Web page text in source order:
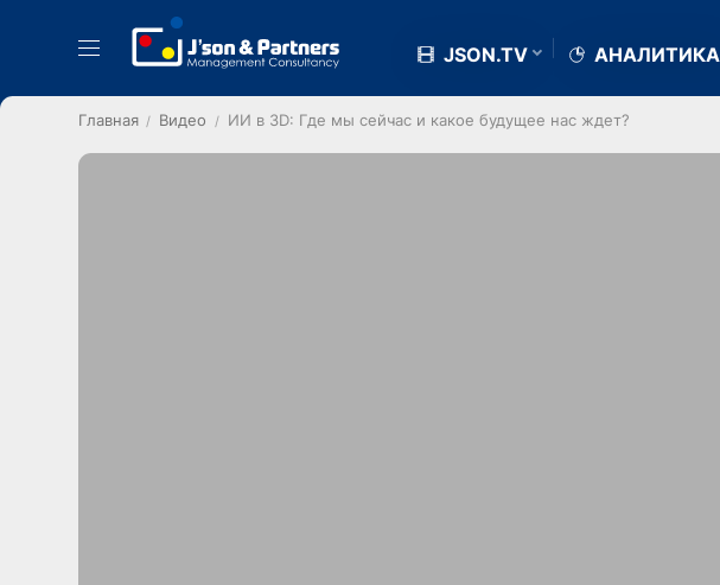
JSON.TV АНАЛИТИКА
Главная Видео ИИ в 3D: Где мы сейчас и какое будущее нас ждет?